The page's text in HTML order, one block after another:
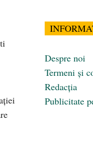
Despre noi
Termeni și
Redacția
Publicitate